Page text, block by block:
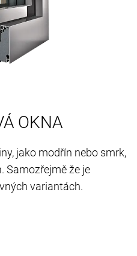
OKNA
jako modřín nebo smrk,
Samozřejmě že je
variantách.